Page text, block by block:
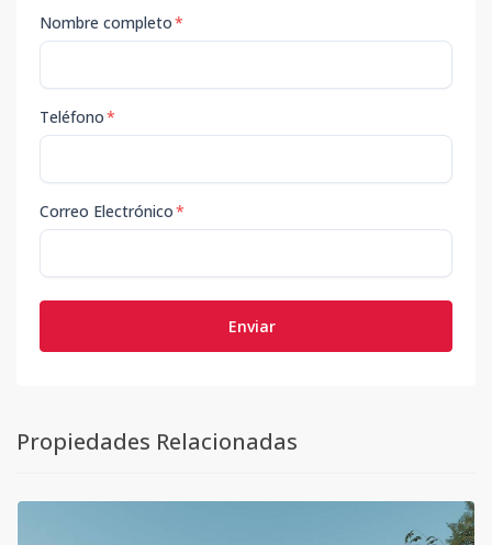
Nombre completo*
Teléfono*
Correo Electrónico*
Enviar
Propiedades Relacionadas